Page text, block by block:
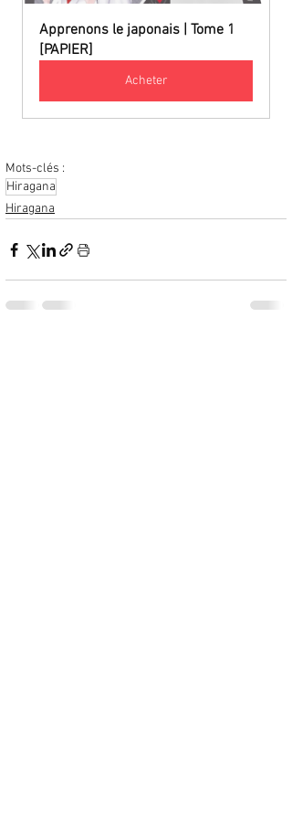
Apprenons le japonais | Tome 1
[PAPIER]
Acheter
Mots-clés :
Hiragana
Hiragana